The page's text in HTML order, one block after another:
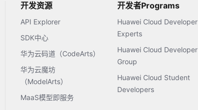
开发资源
API Explorer
SDK中心
华为云码道（CodeArts）
华为云魔坊
（ModelArts）
MaaS模型即服务
开发者Programs
Huawei Cloud Developer
Experts
Huawei Cloud Developer
Group
Huawei Cloud Student
Developers